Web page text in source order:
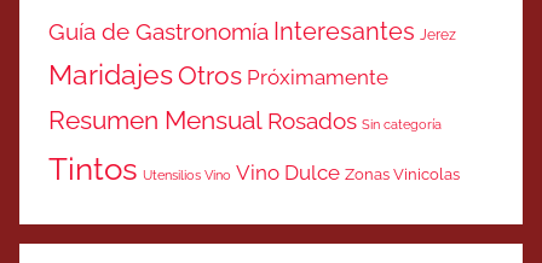
Guía de Gastronomía Interesantes Jerez
MaridajesOtros Próximamente
Resumen Mensual Rosados Sin categoría
Tintos Utensilios Vino Vino Dulce Zonas Vinicolas